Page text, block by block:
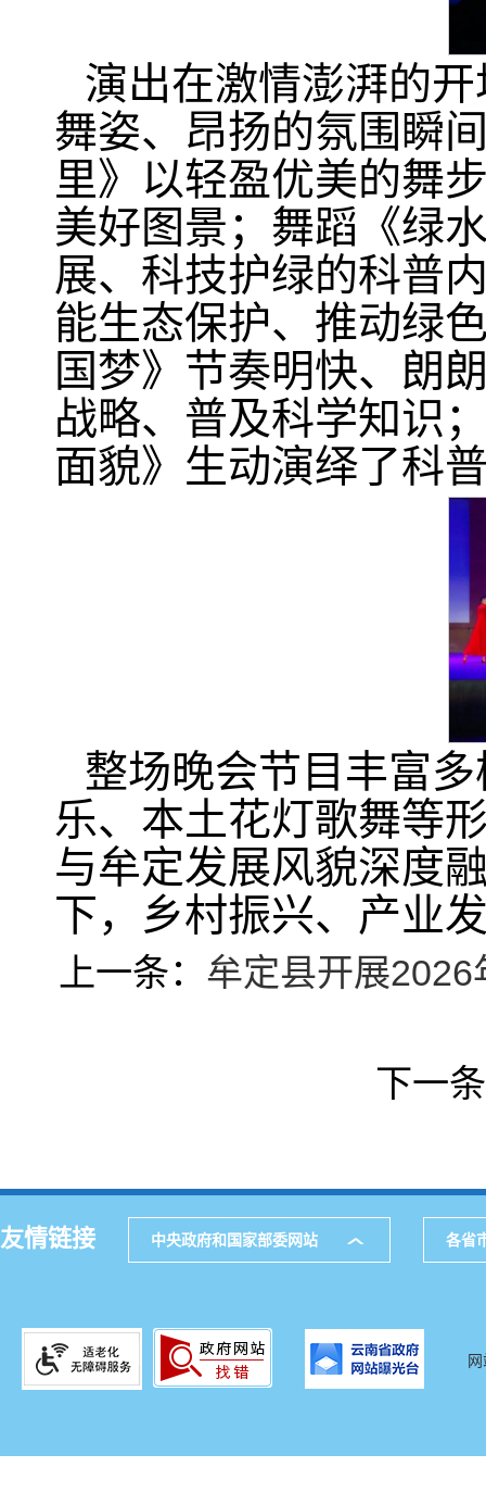
演出在激情澎湃的
舞姿、昂扬的氛围瞬
里》以轻盈优美的舞
美好图景；舞蹈《绿
展、科技护绿的科普
能生态保护、推动绿
国梦》节奏明快、朗
战略、普及科学知识
面貌》生动演绎了科
整场晚会节目丰富
乐、本土花灯歌舞等
与牟定发展风貌深度
下，乡村振兴、产业
上一条： 牟定县开展
下一
友情链接 中央政府和国家部委网站 各省